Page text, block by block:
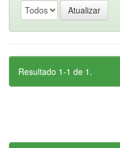
Resultado 1-1 de 1.